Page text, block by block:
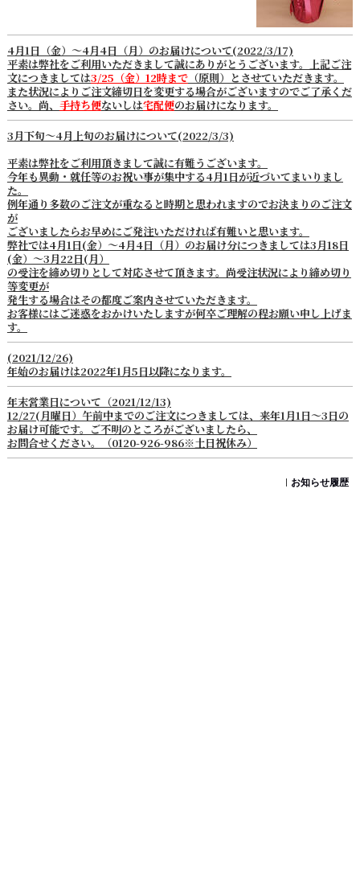
4月1日（金）～4月4日（月）のお届けについて(2022/3/17)
平素は弊社をご利用いただきまして誠にありがとうございます。上記ご注
文につきましては3/25（金）12時まで（原則）とさせていただきます。
また状況によりご注文締切日を変更する場合がございますのでご了承くだ
さい。尚、 手持ち便ないしは宅配便のお届けになります。
3月下旬～4月上旬のお届けについて(2022/3/3)
平素は弊社をご利用頂きまして誠に有難うございます。
今年も異動・就任等のお祝い事が集中する4月1日が近づいてまいりまし
た。
例年通り多数のご注文が重なると時期と思われますのでお決まりのご注文
が
ございましたらお早めにご発注いただければ有難いと思います。
弊社では4月1日(金）～4月4日（月）のお届け分につきましては3月18日
(金）～3月22日(月）
の受注を締め切りとして対応させて頂きます。尚受注状況により締め切り
等変更が
発生する場合はその都度ご案内させていただきます。
お客様にはご迷惑をおかけいたしますが何卒ご理解の程お願い申し上げま
す。
(2021/12/26)
年始のお届けは2022年1月5日以降になります。
年末営業日について（2021/12/13)
12/27(月曜日）午前中までのご注文につきましては、来年1月1日～3日の
お届け可能です。ご不明のところがございましたら、
お問合せください。（0120-926-986※土日祝休み）
お知らせ履歴